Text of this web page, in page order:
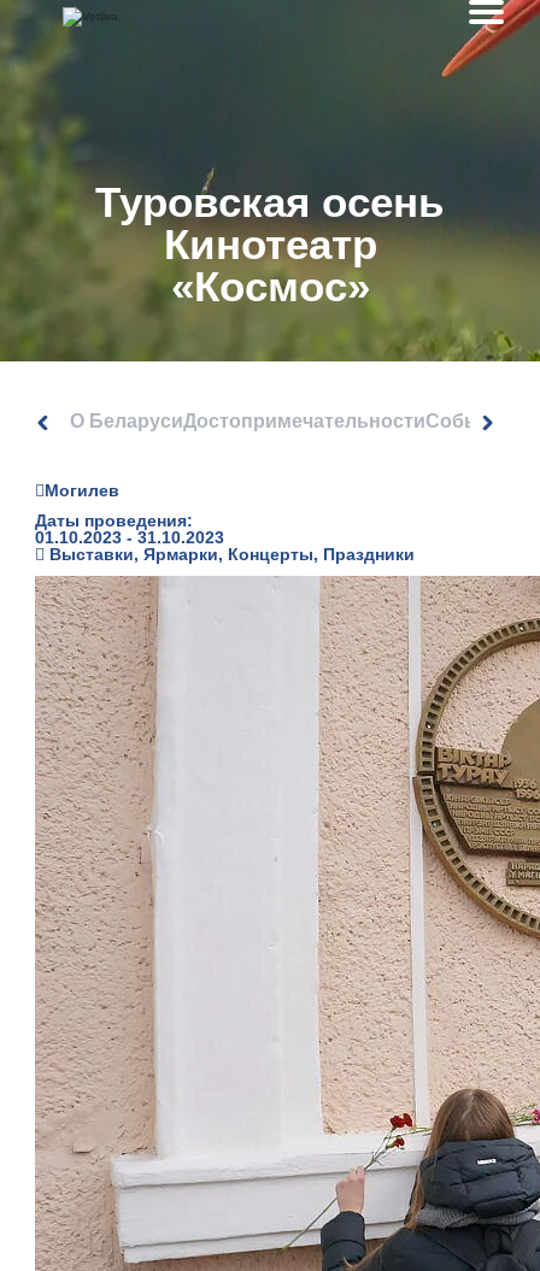
Туровская осень
Кинотеатр
«Космос»
О БеларусиДостопримечательностиСобытия
Могилев
Даты проведения:
01.10.2023 - 31.10.2023
Выставки, Ярмарки, Концерты, Праздники